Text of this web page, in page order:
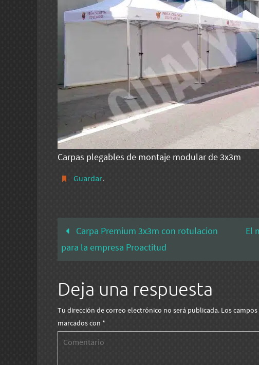
Carpas plegables de montaje modular de 3x3m
Guardar.
Carpa Premium 3x3m con rotulacion
para la empresa Proactitud
El
Deja una respuesta
Tu dirección de correo electrónico no será publicada. Los
marcados con *